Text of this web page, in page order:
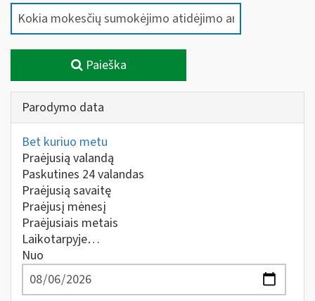
Paieška
Parodymo data
Bet kuriuo metu
Praėjusią valandą
Paskutines 24 valandas
Praėjusią savaitę
Praėjusį mėnesį
Praėjusiais metais
Laikotarpyje…
Nuo